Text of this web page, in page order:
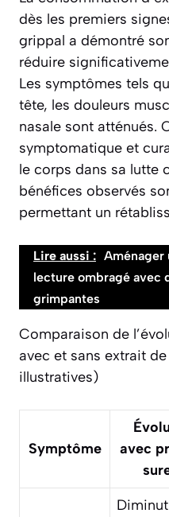
dès les premiers
grippal a démontré
réduire
Les symptômes tels
tête, les douleurs
nasale sont atténués.
symptomatique et
le corps dans sa lutte
bénéfices observés
permettant un
Lire aussi : Aménager
lecture ombragé avec
grimpantes
Comparaison de
avec et sans extrait
illustratives)
Symptôme
avec